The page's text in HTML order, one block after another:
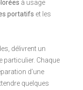
à usage
portatifs et les
délivrent un
particulier. Chaque
d’une
quelques